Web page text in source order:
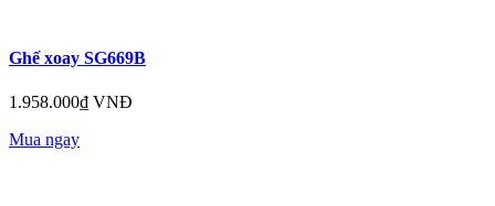
Ghế xoay SG669B
1.958.000₫ VNĐ
Mua ngay